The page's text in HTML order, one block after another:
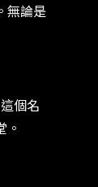
無論是
個名
。